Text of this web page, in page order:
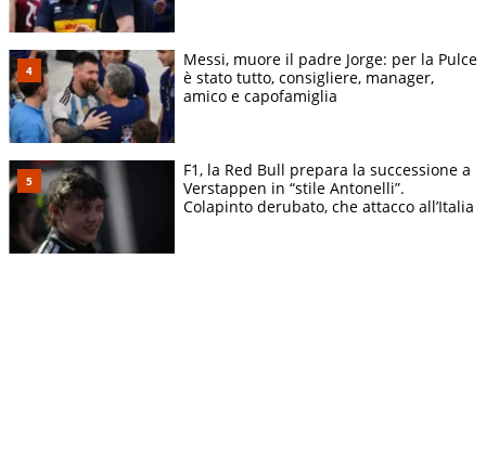
Messi, muore il padre Jorge: per la Pulce
è stato tutto, consigliere, manager,
amico e capofamiglia
F1, la Red Bull prepara la successione a
Verstappen in “stile Antonelli”.
Colapinto derubato, che attacco all’Italia